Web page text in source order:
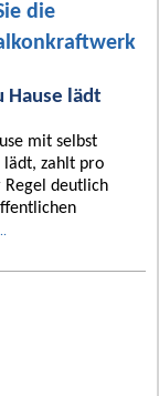
die
Hause lädt
mit selbst
lädt, zahlt pro
deutlich